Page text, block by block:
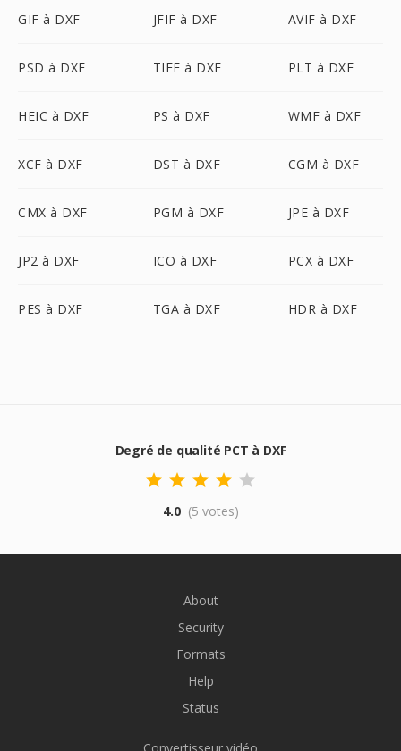
GIF à DXF JFIF à DXF AVIF à DXF
PSD à DXF TIFF à DXF PLT à DXF
HEIC à DXF PS à DXF WMF à DXF
XCF à DXF DST à DXF CGM à DXF
CMX à DXF PGM à DXF JPE à DXF
JP2 à DXF ICO à DXF PCX à DXF
PES à DXF TGA à DXF HDR à DXF
Degré de qualité PCT à DXF
4.0 (5 votes)
About
Security
Formats
Help
Status